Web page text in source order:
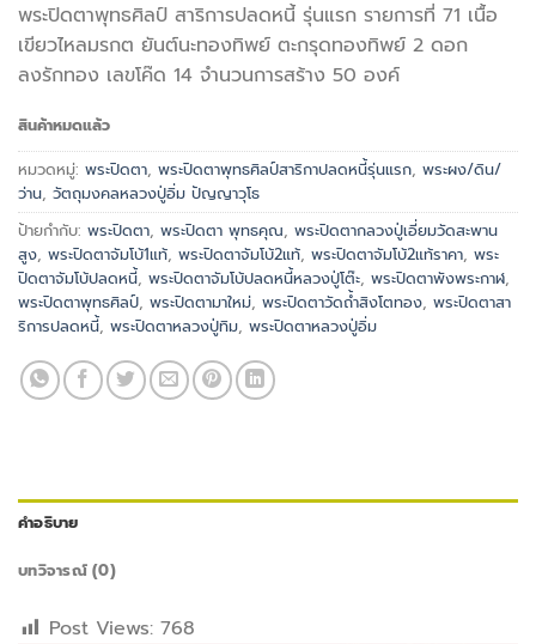
พระปิดตาพุทธศิลป์ สาริการปลดหนี้ รุ่นแรก รายการที่ 71 เนื้อ
เขียวไหลมรกต ยันต์นะทองทิพย์ ตะกรุดทองทิพย์ 2 ดอก
ลงรักทอง เลขโค๊ด 14 จำนวนการสร้าง 50 องค์
สินค้าหมดแล้ว
หมวดหมู่: พระปิดตา, พระปิดตาพุทธศิลป์สาริกาปลดหนี้รุ่นแรก, พระผง/ดิน/
ว่าน, วัตถุมงคลหลวงปู่อิ่ม ปัญญาวุโธ
ป้ายกำกับ: พระปิดตา, พระปิดตา พุทธคุณ, พระปิดตากลวงปู่เอี่ยมวัดสะพาน
สูง, พระปิดตาจัมโบ้1แท้, พระปิดตาจัมโบ้2แท้, พระปิดตาจัมโบ้2แท้ราคา, พระ
ปิดตาจัมโบ้ปลดหนี้, พระปิดตาจัมโบ้ปลดหนี้หลวงปู่โต๊ะ, พระปิดตาพังพระกาฬ,
พระปิดตาพุทธศิลป์, พระปิดตามาใหม่, พระปิดตาวัดถ้ำสิงโตทอง, พระปิดตาสา
ริการปลดหนี้, พระปิดตาหลวงปู่ทิม, พระปิดตาหลวงปู่อิ่ม
คำอธิบาย
บทวิจารณ์ (0)
Post Views: 768